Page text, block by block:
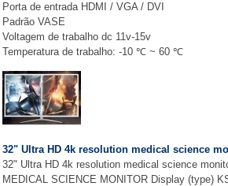
Porta de entrada HDMI / VGA / DVI
Padrão VASE
Voltagem de trabalho dc 11v-15v
Temperatura de trabalho: -10 ℃ ~ 60 ℃
32" Ultra HD 4k resolution medical science
32" Ultra HD 4k resolution medical science
MEDICAL SCIENCE MONITOR Display (type)